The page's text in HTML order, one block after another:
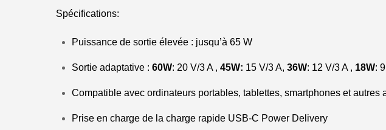
Spécifications:
Puissance de sortie élevée : jusqu’à 65 W
Sortie adaptative : 60W: 20 V/3 A , 45W: 15 V/3 A, 36W: 12 V/3 A , 18W:
Compatible avec ordinateurs portables, tablettes, smartphones et autres
Prise en charge de la charge rapide USB-C Power Delivery